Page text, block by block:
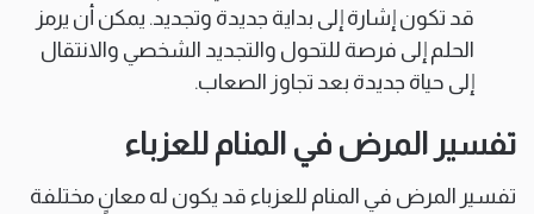
قد تكون إشارة إلى بداية جديدة وتجديد. يمكن أن يرمز
الحلم إلى فرصة للتحول والتجديد الشخصي والانتقال
إلى حياة جديدة بعد تجاوز الصعاب.
تفسير المرض في المنام للعزباء
تفسير المرض في المنام للعزباء قد يكون له معانٍ مختلفة